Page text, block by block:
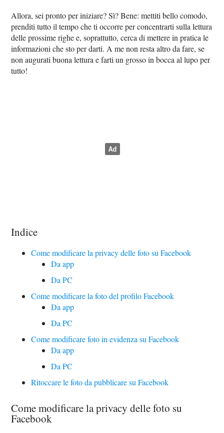
Allora, sei pronto per iniziare? Sì? Bene: mettiti bello comodo,
prenditi tutto il tempo che ti occorre per concentrarti sulla lettura
delle prossime righe e, soprattutto, cerca di mettere in pratica le
informazioni che sto per darti. A me non resta altro da fare, se
non augurati buona lettura e farti un grosso in bocca al lupo per
tutto!
Indice
Come modificare la privacy delle foto su Facebook
Da app
Da PC
Come modificare la foto del profilo Facebook
Da app
Da PC
Come modificare foto in evidenza su Facebook
Da app
Da PC
Ritoccare le foto da pubblicare su Facebook
Come modificare la privacy delle foto su
Facebook